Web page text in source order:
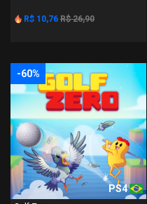
R$ 10,76 R$ 26,90
-60%
PS4